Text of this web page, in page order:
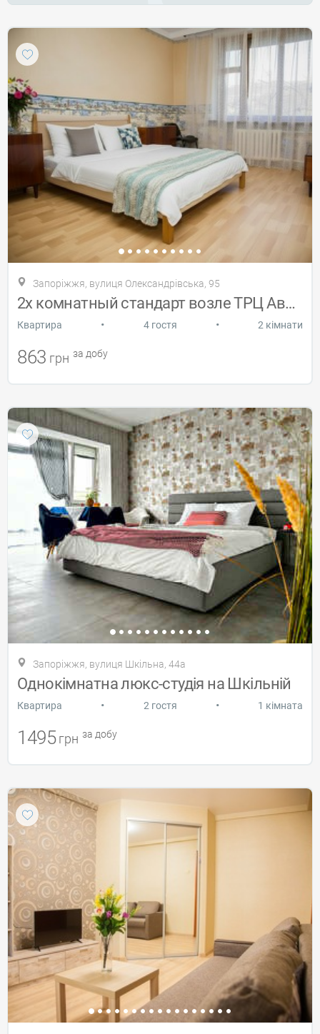
Запоріжжя, вулиця Олександрівська, 95
2х комнатный стандарт возле ТРЦ Аврора
Квартира • 4 гостя • 2 кімнати
863 грн за добу
Запоріжжя, вулиця Шкільна, 44а
Однокімнатна люкс-студія на Шкільній
Квартира • 2 гостя • 1 кімната
1495 грн за добу